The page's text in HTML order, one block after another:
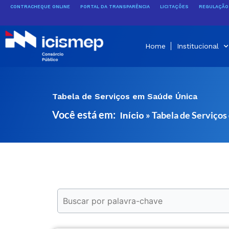
conteúdo
CONTRACHEQUE ONLINE PORTAL DA TRANSPARÊNCIA LICITAÇÕES
Home Institucional
Tabela de Serviços em Saúde Única
Você está em: Início »Tabela de